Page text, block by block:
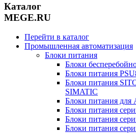
Каталог
MEGE.RU
Перейти в каталог
Промышленная автоматизация
Блоки питания
Блоки
Блоки питания
Блоки питания
SIMATIC
Блоки питания для
Блоки питания
Блоки питания
Блоки питания